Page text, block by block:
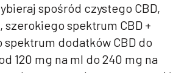
spośród czystego CBD,
szerokiego spektrum CBD +
spektrum dodatków CBD do
120 mg na ml do 240 mg na